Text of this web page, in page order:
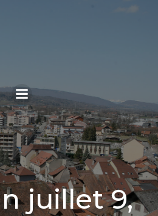
juillet 9,